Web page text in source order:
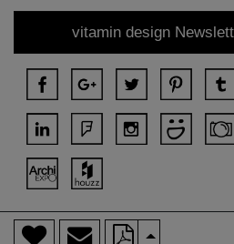
>
vitamin design
Copyright © 2018 DONA Alle Rechte